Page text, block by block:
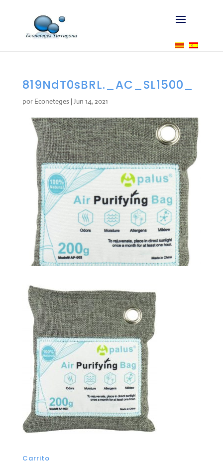
819NdT0sBRL._AC_SL1500_
por Econeteges|Jun 14, 2021
Carrito